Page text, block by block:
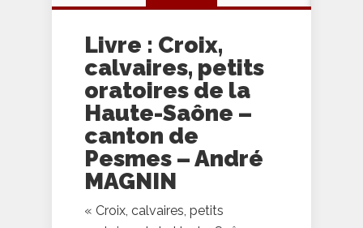
Livre : Croix,
calvaires, petits
oratoires de la
Haute-Saône –
canton de
Pesmes – André
MAGNIN
« Croix, calvaires, petits